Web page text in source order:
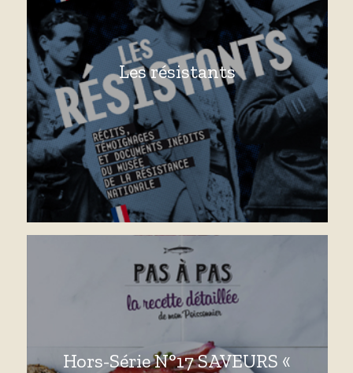
Les résistants
Hors-Série N°17 SAVEURS «